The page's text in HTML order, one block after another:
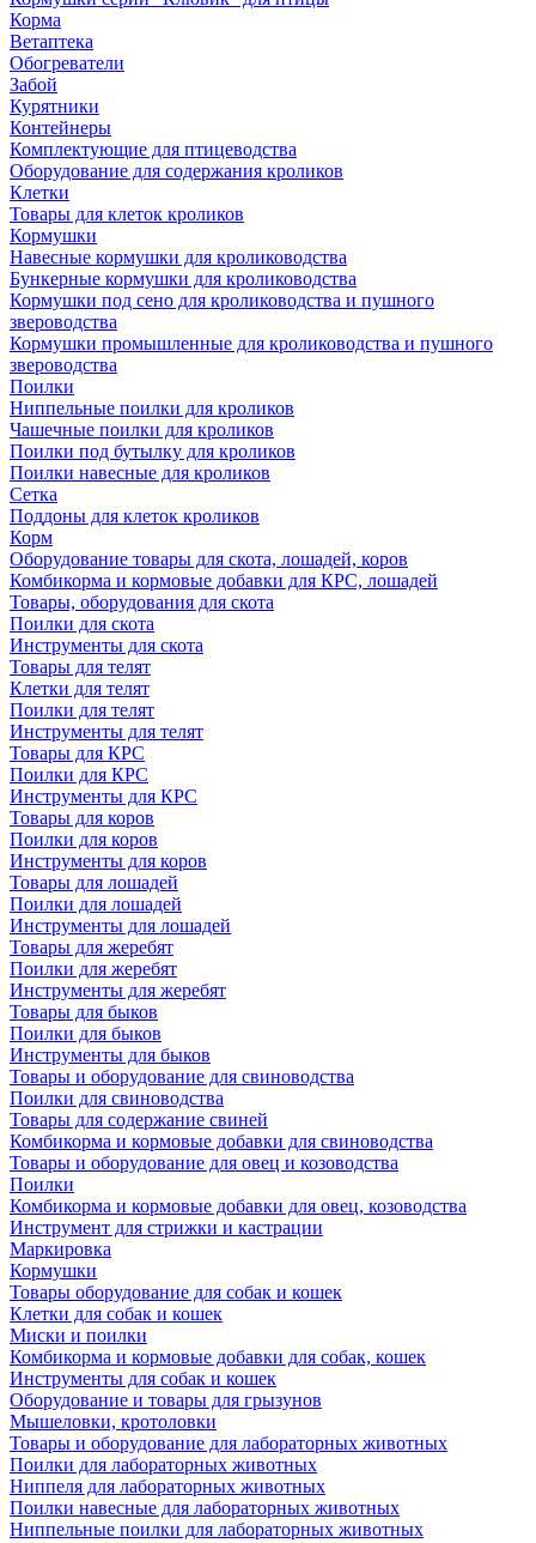
Корма
Ветаптека
Обогреватели
Забой
Курятники
Контейнеры
Комплектующие для птицеводства
Оборудование для содержания кроликов
Клетки
Товары для клеток кроликов
Кормушки
Навесные кормушки для кролиководства
Бункерные кормушки для кролиководства
Кормушки под сено для кролиководства и пушного
звероводства
Кормушки промышленные для кролиководства и пушного
звероводства
Поилки
Ниппельные поилки для кроликов
Чашечные поилки для кроликов
Поилки под бутылку для кроликов
Поилки навесные для кроликов
Сетка
Поддоны для клеток кроликов
Корм
Оборудование товары для скота, лошадей, коров
Комбикорма и кормовые добавки для КРС, лошадей
Товары, оборудования для скота
Поилки для скота
Инструменты для скота
Товары для телят
Клетки для телят
Поилки для телят
Инструменты для телят
Товары для КРС
Поилки для КРС
Инструменты для КРС
Товары для коров
Поилки для коров
Инструменты для коров
Товары для лошадей
Поилки для лошадей
Инструменты для лошадей
Товары для жеребят
Поилки для жеребят
Инструменты для жеребят
Товары для быков
Поилки для быков
Инструменты для быков
Товары и оборудование для свиноводства
Поилки для свиноводства
Товары для содержание свиней
Комбикорма и кормовые добавки для свиноводства
Товары и оборудование для овец и козоводства
Поилки
Комбикорма и кормовые добавки для овец, козоводства
Инструмент для стрижки и кастрации
Маркировка
Кормушки
Товары оборудование для собак и кошек
Клетки для собак и кошек
Миски и поилки
Комбикорма и кормовые добавки для собак, кошек
Инструменты для собак и кошек
Оборудование и товары для грызунов
Мышеловки, кротоловки
Товары и оборудование для лабораторных животных
Поилки для лабораторных животных
Ниппеля для лабораторных животных
Поилки навесные для лабораторных животных
Ниппельные поилки для лабораторных животных